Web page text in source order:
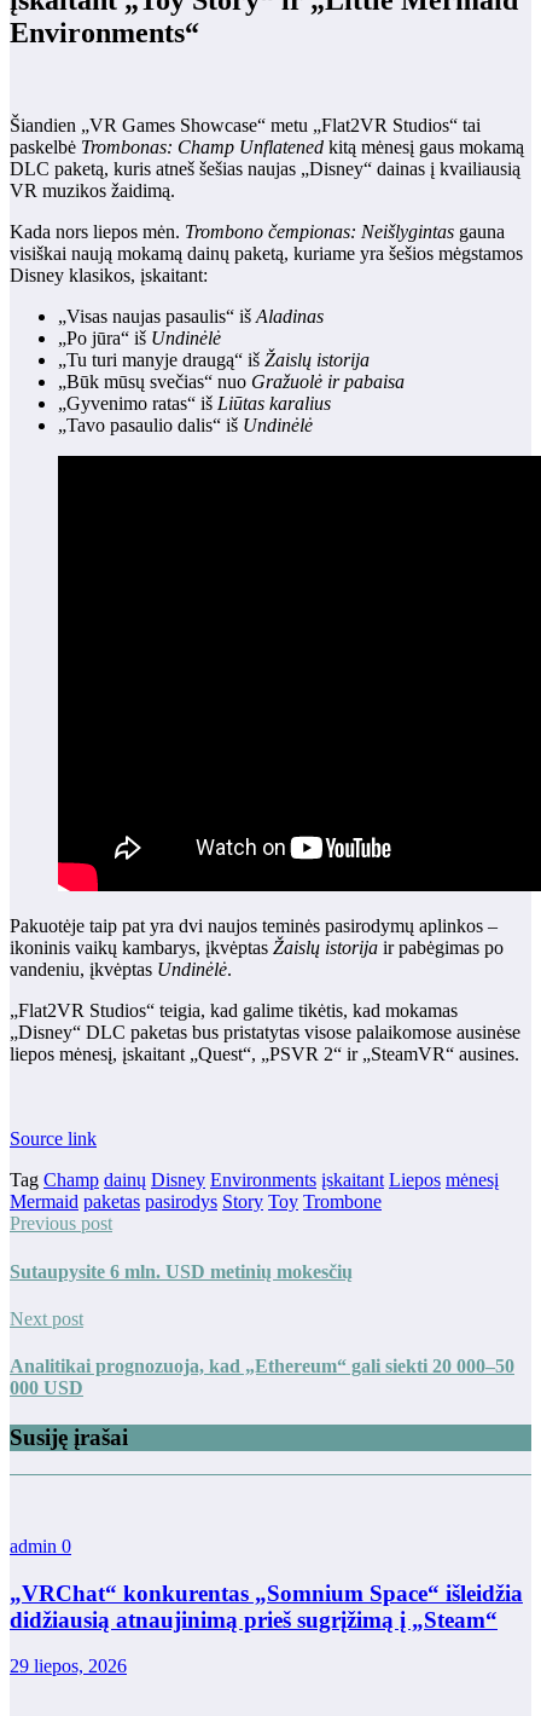
Environments“
Šiandien „VR Games Showcase“ metu „Flat2VR Studios“ tai
paskelbė Trombonas: Champ Unflatened kitą mėnesį gaus mokamą
DLC paketą, kuris atneš šešias naujas „Disney“ dainas į kvailiausią
VR muzikos žaidimą.
Kada nors liepos mėn. Trombono čempionas: Neišlygintas gauna
visiškai naują mokamą dainų paketą, kuriame yra šešios mėgstamos
Disney klasikos, įskaitant:
„Visas naujas pasaulis“ iš Aladinas
„Po jūra“ iš Undinėlė
„Tu turi manyje draugą“ iš Žaislų istorija
„Būk mūsų svečias“ nuo Gražuolė ir pabaisa
„Gyvenimo ratas“ iš Liūtas karalius
„Tavo pasaulio dalis“ iš Undinėlė
Pakuotėje taip pat yra dvi naujos teminės pasirodymų aplinkos –
ikoninis vaikų kambarys, įkvėptas Žaislų istorija ir pabėgimas po
vandeniu, įkvėptas Undinėlė.
„Flat2VR Studios“ teigia, kad galime tikėtis, kad mokamas
„Disney“ DLC paketas bus pristatytas visose palaikomose ausinėse
liepos mėnesį, įskaitant „Quest“, „PSVR 2“ ir „SteamVR“ ausines.
Source link
Tag Champ dainų Disney Environments įskaitant Liepos mėnesį
Mermaid paketas pasirodys Story Toy Trombone
Previous post
Sutaupysite 6 mln. USD metinių mokesčių
Next post
Analitikai prognozuoja, kad „Ethereum“ gali siekti 20 000–50
000 USD
Susiję įrašai
admin 0
„VRChat“ konkurentas „Somnium Space“ išleidžia
didžiausią atnaujinimą prieš sugrįžimą į „Steam“
29 liepos, 2026